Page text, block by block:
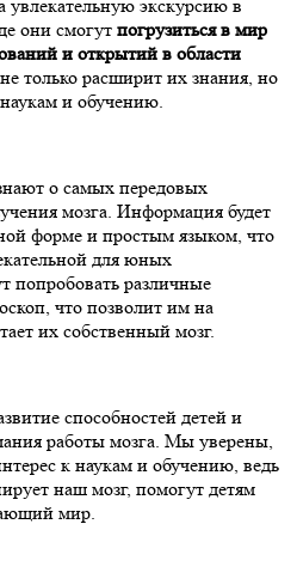
экскурсию в
они смогут погрузиться в мир
и открытий в области
только расширит их знания, но
и обучению.
о самых передовых
мозга. Информация будет
форме и простым языком, что
для юных
попробовать различные
что позволит им на
их собственный мозг.
способностей детей и
работы мозга. Мы уверены,
к наукам и обучению, ведь
наш мозг, помогут детям
мир.